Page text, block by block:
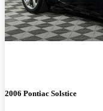
2006 Pontiac Solstice